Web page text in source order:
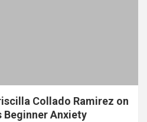
Collado Ramirez on
Beginner Anxiety